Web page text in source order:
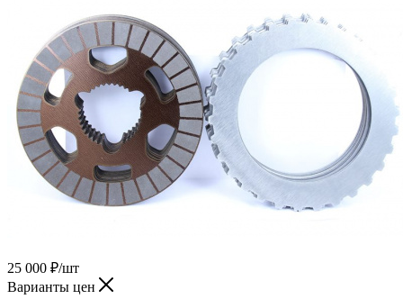
25 000 ₽/шт
Варианты цен